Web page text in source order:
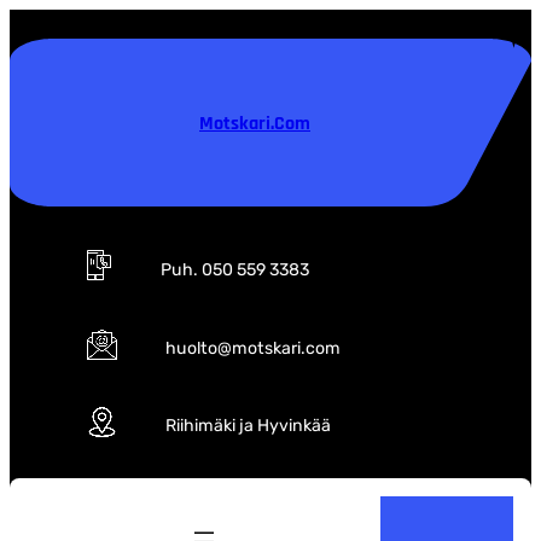
sisältöön
Motskari.com
Puh. 050 559 3383
huolto@motskari.com
Riihimäki ja Hyvinkää